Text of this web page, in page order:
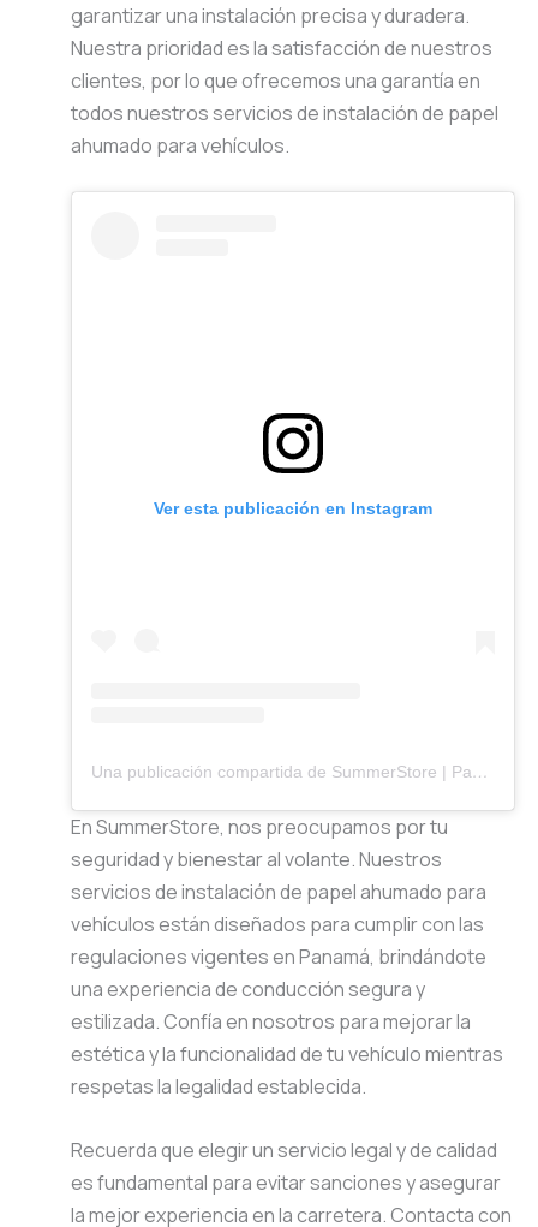
garantizar una instalación precisa y duradera.
Nuestra prioridad es la satisfacción de nuestros
clientes, por lo que ofrecemos una garantía en
todos nuestros servicios de instalación de papel
ahumado para vehículos.
Ver esta publicación en Instagram
Una publicación compartida de SummerStore | Papel Ahumado (@summerstorepanama)
En SummerStore, nos preocupamos por tu
seguridad y bienestar al volante. Nuestros
servicios de instalación de papel ahumado para
vehículos están diseñados para cumplir con las
regulaciones vigentes en Panamá, brindándote
una experiencia de conducción segura y
estilizada. Confía en nosotros para mejorar la
estética y la funcionalidad de tu vehículo mientras
respetas la legalidad establecida.
Recuerda que elegir un servicio legal y de calidad
es fundamental para evitar sanciones y asegurar
la mejor experiencia en la carretera. Contacta con